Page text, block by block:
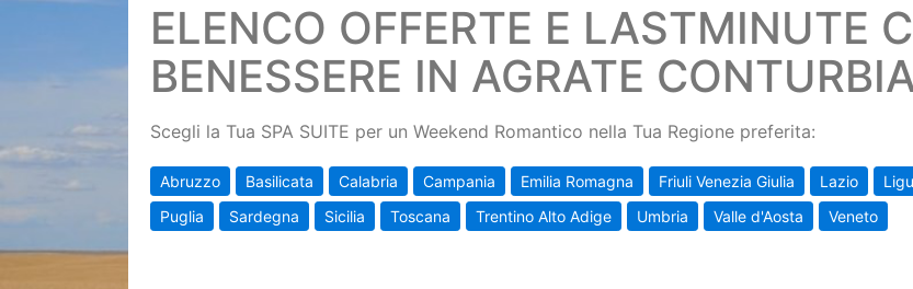
ELENCO OFFERTE E LASTMINUTE
BENESSERE IN AGRATE
Scegli la Tua SPA SUITE per un Weekend Romantico nella Tua Regione preferita:
Abruzzo Basilicata Calabria Campania Emilia Romagna Friuli Venezia Giulia Lazio
Puglia
Sardegna Sicilia Toscana Trentino Alto Adige Umbria Valle d'Aosta Veneto